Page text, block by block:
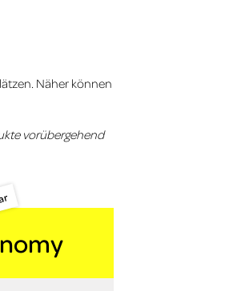
Näher können
vorübergehend